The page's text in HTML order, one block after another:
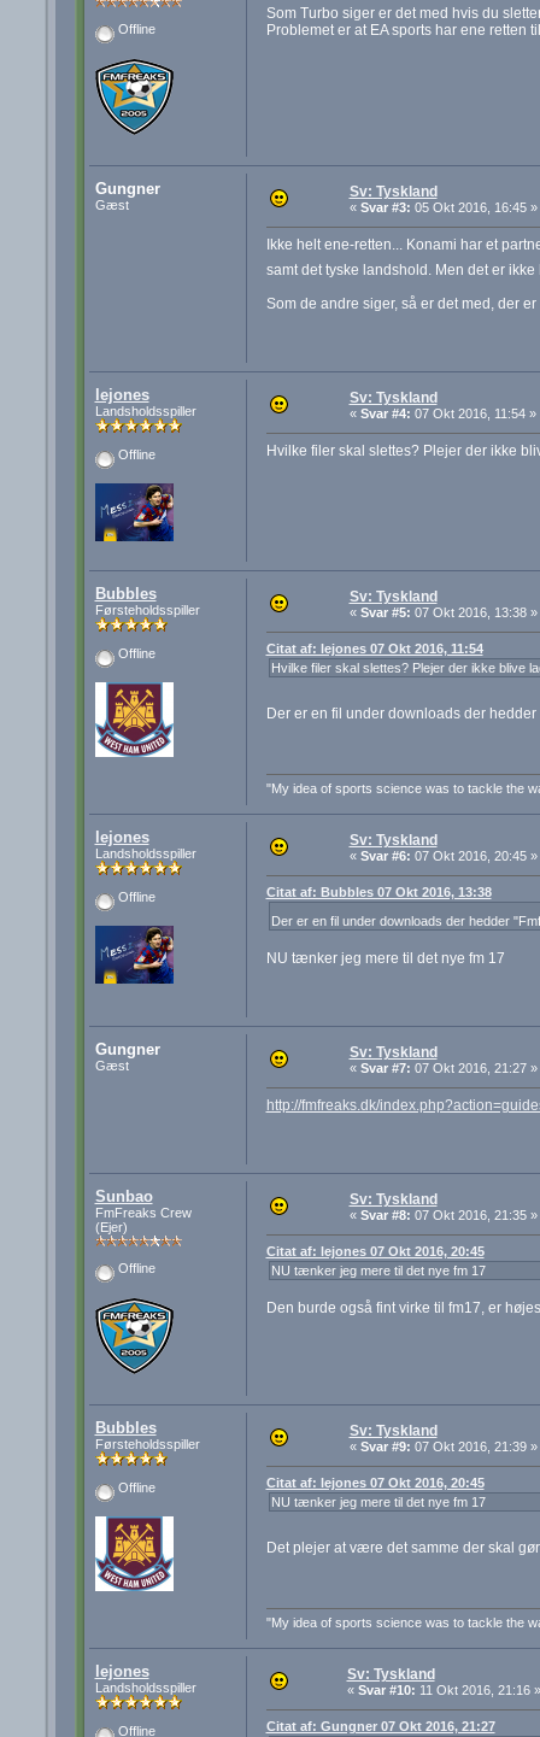
Offline
Som Turbo siger er det med hvis du
Problemet er at EA sports har ene retten
Gungner
Gæst
Sv: Tyskland
« Svar #3: 05 Okt 2016, 16:45 »
Ikke helt ene-retten... Konami har et
samt det tyske landshold. Men det er
Som de andre siger, så er det med, der
lejones
Landsholdsspiller
Offline
Sv: Tyskland
« Svar #4: 07 Okt 2016, 11:54 »
Hvilke filer skal slettes? Plejer der ikke
Bubbles
Førsteholdsspiller
Offline
Sv: Tyskland
« Svar #5: 07 Okt 2016, 13:38 »
Citat af: lejones 07 Okt 2016, 11:54
Hvilke filer skal slettes? Plejer der ikke blive
Der er en fil under downloads der
"My idea of sports science was to tackle the
lejones
Landsholdsspiller
Offline
Sv: Tyskland
« Svar #6: 07 Okt 2016, 20:45 »
Citat af: Bubbles 07 Okt 2016, 13:38
Der er en fil under downloads der hedder
NU tænker jeg mere til det nye fm 17
Gungner
Gæst
Sv: Tyskland
« Svar #7: 07 Okt 2016, 21:27 »
http://fmfreaks.dk/
Sunbao
FmFreaks Crew
(Ejer)
Offline
Sv: Tyskland
« Svar #8: 07 Okt 2016, 21:35 »
Citat af: lejones 07 Okt 2016, 20:45
NU tænker jeg mere til det nye fm 17
Den burde også fint virke til fm17, er
Bubbles
Førsteholdsspiller
Offline
Sv: Tyskland
« Svar #9: 07 Okt 2016, 21:39 »
Citat af: lejones 07 Okt 2016, 20:45
NU tænker jeg mere til det nye fm 17
Det plejer at være det samme der skal
"My idea of sports science was to tackle the
lejones
Landsholdsspiller
Offline
Sv: Tyskland
« Svar #10: 11 Okt 2016, 21:16 »
Citat af: Gungner 07 Okt 2016, 21:27